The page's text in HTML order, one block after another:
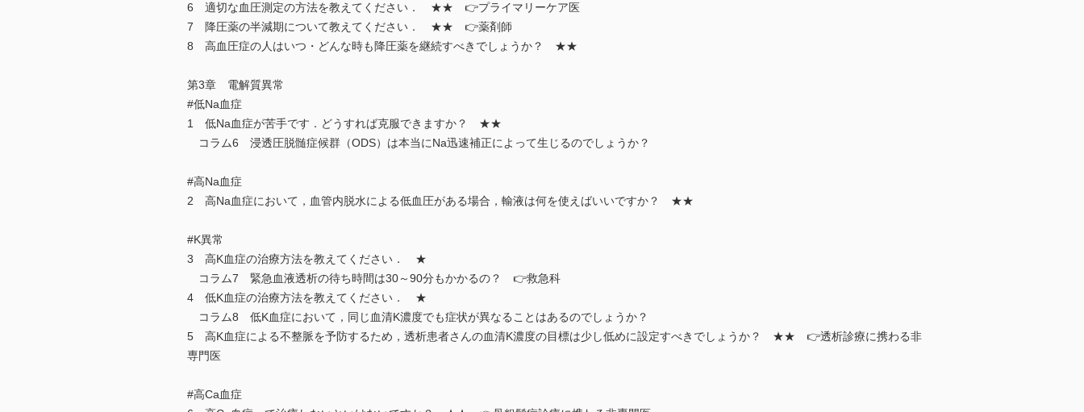
6 適切な血圧測定の方法を教えてください． ★★ 👉プライマリーケア医
7 降圧薬の半減期について教えてください． ★★ 👉薬剤師
8 高血圧症の人はいつ・どんな時も降圧薬を継続すべきでしょうか？ ★★
第3章 電解質異常
#低Na血症
1 低Na血症が苦手です．どうすれば克服できますか？ ★★
コラム6 浸透圧脱髄症候群（ODS）は本当にNa迅速補正によって生じるのでしょうか？
#高Na血症
2 高Na血症において，血管内脱水による低血圧がある場合，輸液は何を使えばいいですか？ ★★
#K異常
3 高K血症の治療方法を教えてください． ★
コラム7 緊急血液透析の待ち時間は30～90分もかかるの？ 👉救急科
4 低K血症の治療方法を教えてください． ★
コラム8 低K血症において，同じ血清K濃度でも症状が異なることはあるのでしょうか？
5 高K血症による不整脈を予防するため，透析患者さんの血清K濃度の目標は少し低めに設定すべきでしょうか？ ★★ 👉透析診療に携わる非
専門医
#高Ca血症